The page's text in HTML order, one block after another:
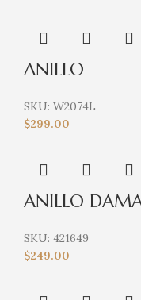
ANILLO
SKU: W2074L
$299.00
ANILLO
SKU: 421649
$249.00